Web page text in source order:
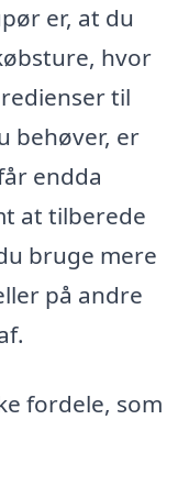
er, at du
hvor
til
behøver, er
endda
at tilberede
bruge mere
på andre
fordele, som